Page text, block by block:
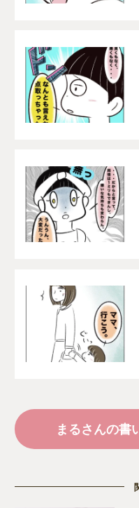
まるさんの書